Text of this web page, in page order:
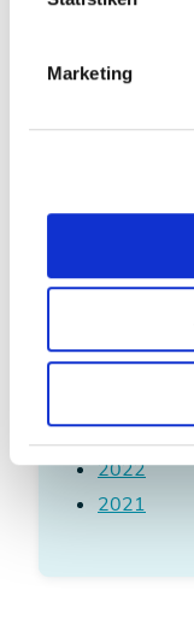
Marketing
August
Oktober
2023
2022
2021